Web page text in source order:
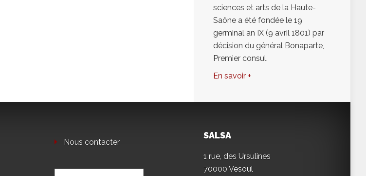
sciences et arts de la Haute-
Saône a été fondée le 19
germinal an IX (9 avril 1801) par
décision du général Bonaparte,
Premier consul.
En savoir +
Nous contacter
Rechercher :
SALSA
1 rue, des Ursulines
70000 Vesoul